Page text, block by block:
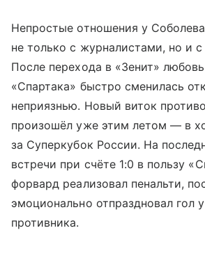
Непростые отношения у
не только с журналистами, но и
После перехода в «Зенит»
«Спартака» быстро сменилась
неприязнью. Новый виток
произошёл уже этим летом — в
за Суперкубок России. На
встречи при счёте 1:0 в пользу
форвард реализовал пенальти,
эмоционально отпраздновал гол
противника.